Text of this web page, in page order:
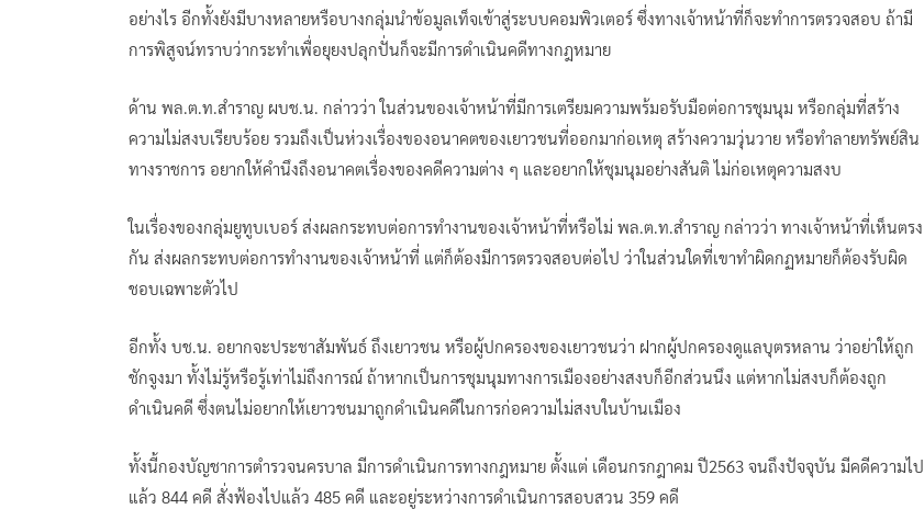
อย่างไร อีกทั้งยังมีบางหลายหรือบางกลุ่มนำข้อมูลเท็จเข้าสู่ระบบคอมพิวเตอร์ ซึ่งทางเจ้าหน้าที่ก็จะทำการตรวจสอบ ถ้ามี
การพิสูจน์ทราบว่ากระทำเพื่อยุยงปลุกปั่นก็จะมีการดำเนินคดีทางกฎหมาย
ด้าน พล.ต.ท.สำราญ ผบช.น. กล่าวว่า ในส่วนของเจ้าหน้าที่มีการเตรียมความพร้มอรับมือต่อการชุมนุม หรือกลุ่มที่สร้าง
ความไม่สงบเรียบร้อย รวมถึงเป็นห่วงเรื่องของอนาคตของเยาวชนที่ออกมาก่อเหตุ สร้างความวุ่นวาย หรือทำลายทรัพย์สิน
ทางราชการ อยากให้คำนึงถึงอนาคตเรื่องของคดีความต่าง ๆ และอยากให้ชุมนุมอย่างสันติ ไม่ก่อเหตุความสงบ
ในเรื่องของกลุ่มยูทูบเบอร์ ส่งผลกระทบต่อการทำงานของเจ้าหน้าที่หรือไม่ พล.ต.ท.สำราญ กล่าวว่า ทางเจ้าหน้าที่เห็นตรง
กัน ส่งผลกระทบต่อการทำงานของเจ้าหน้าที่ แต่ก็ต้องมีการตรวจสอบต่อไป ว่าในส่วนใดที่เขาทำผิดกฏหมายก็ต้องรับผิด
ชอบเฉพาะตัวไป
อีกทั้ง บช.น. อยากจะประชาสัมพันธ์ ถึงเยาวชน หรือผู้ปกครองของเยาวชนว่า ฝากผู้ปกครองดูแลบุตรหลาน ว่าอย่าให้ถูก
ชักจูงมา ทั้งไม่รู้หรือรู้เท่าไม่ถึงการณ์ ถ้าหากเป็นการชุมนุมทางการเมืองอย่างสงบก็อีกส่วนนึง แต่หากไม่สงบก็ต้องถูก
ดำเนินคดี ซึ่งตนไม่อยากให้เยาวชนมาถูกดำเนินคดีในการก่อความไม่สงบในบ้านเมือง
ทั้งนี้กองบัญชาการตำรวจนครบาล มีการดำเนินการทางกฎหมาย ตั้งแต่ เดือนกรกฎาคม ปี2563 จนถึงปัจจุบัน มีคดีความไป
แล้ว 844 คดี สั่งฟ้องไปแล้ว 485 คดี และอยู่ระหว่างการดำเนินการสอบสวน 359 คดี